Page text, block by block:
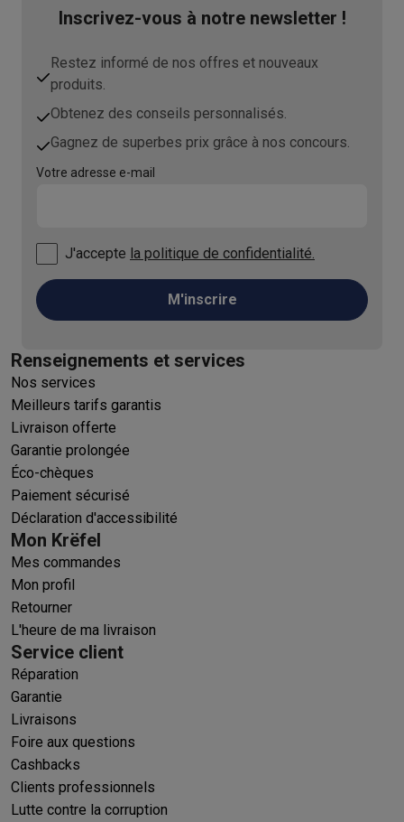
Inscrivez-vous à notre newsletter !
Restez informé de nos offres et nouveaux
produits.
Obtenez des conseils personnalisés.
Gagnez de superbes prix grâce à nos concours.
Votre adresse e-mail
J'accepte la politique de confidentialité.
M'inscrire
Renseignements et services
Nos services
Meilleurs tarifs garantis
Livraison offerte
Garantie prolongée
Éco-chèques
Paiement sécurisé
Déclaration d'accessibilité
Mon Krëfel
Mes commandes
Mon profil
Retourner
L'heure de ma livraison
Service client
Réparation
Garantie
Livraisons
Foire aux questions
Cashbacks
Clients professionnels
Lutte contre la corruption